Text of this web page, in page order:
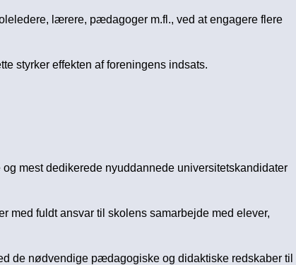
lærere, pædagoger m.fl., ved at engagere flere
styrker effekten af foreningens indsats.
mest dedikerede nyuddannede universitetskandidater
fuldt ansvar til skolens samarbejde med elever,
de nødvendige pædagogiske og didaktiske redskaber til